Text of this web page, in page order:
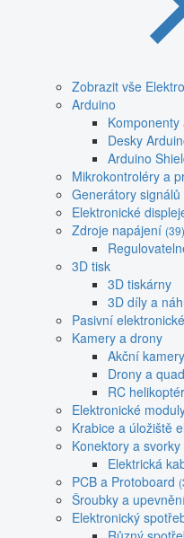
Zobrazit vše
Arduino
Desky
Arduino
Mikrokontroléry a
Generátory signálů
Elektronické
Zdroje napájení (39)
3D tisk
3D tiskárny
3D díly a
Pasivní
Kamery a drony
Akční kamery
Drony a
RC
Elektronické
Krabice a úložiště
Konektory a svorky
Elektrická
PCB a Protoboard
Šroubky a
Elektronický